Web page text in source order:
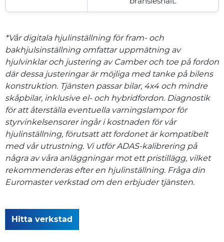
*Vår digitala hjulinställning för fram- och
bakhjulsinställning omfattar uppmätning av
hjulvinklar och justering av Camber och toe på fordon
där dessa justeringar är möjliga med tanke på bilens
konstruktion. Tjänsten passar bilar, 4x4 och mindre
skåpbilar, inklusive el- och hybridfordon. Diagnostik
för att återställa eventuella varningslampor för
styrvinkelsensorer ingår i kostnaden för vår
hjulinställning, förutsatt att fordonet är kompatibelt
med vår utrustning. Vi utför ADAS-kalibrering på
några av våra anläggningar mot ett pristillägg, vilket
rekommenderas efter en hjulinställning. Fråga din
Euromaster verkstad om den erbjuder tjänsten.
Hitta verkstad